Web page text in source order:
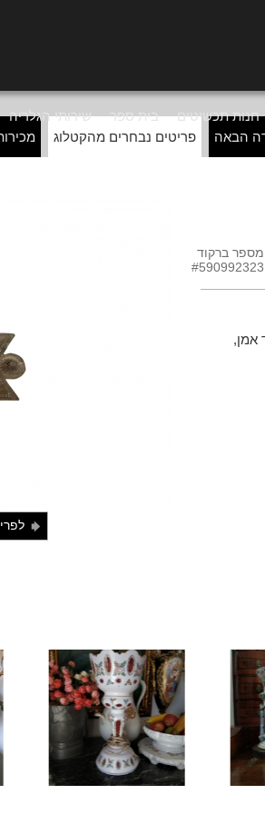
חנות תכשיטים בית ספר שירותי הגלריה
הבאה פריטים נבחרים מהקטלוג
מספר ברקוד
#590992323
אמן,
j לפריט